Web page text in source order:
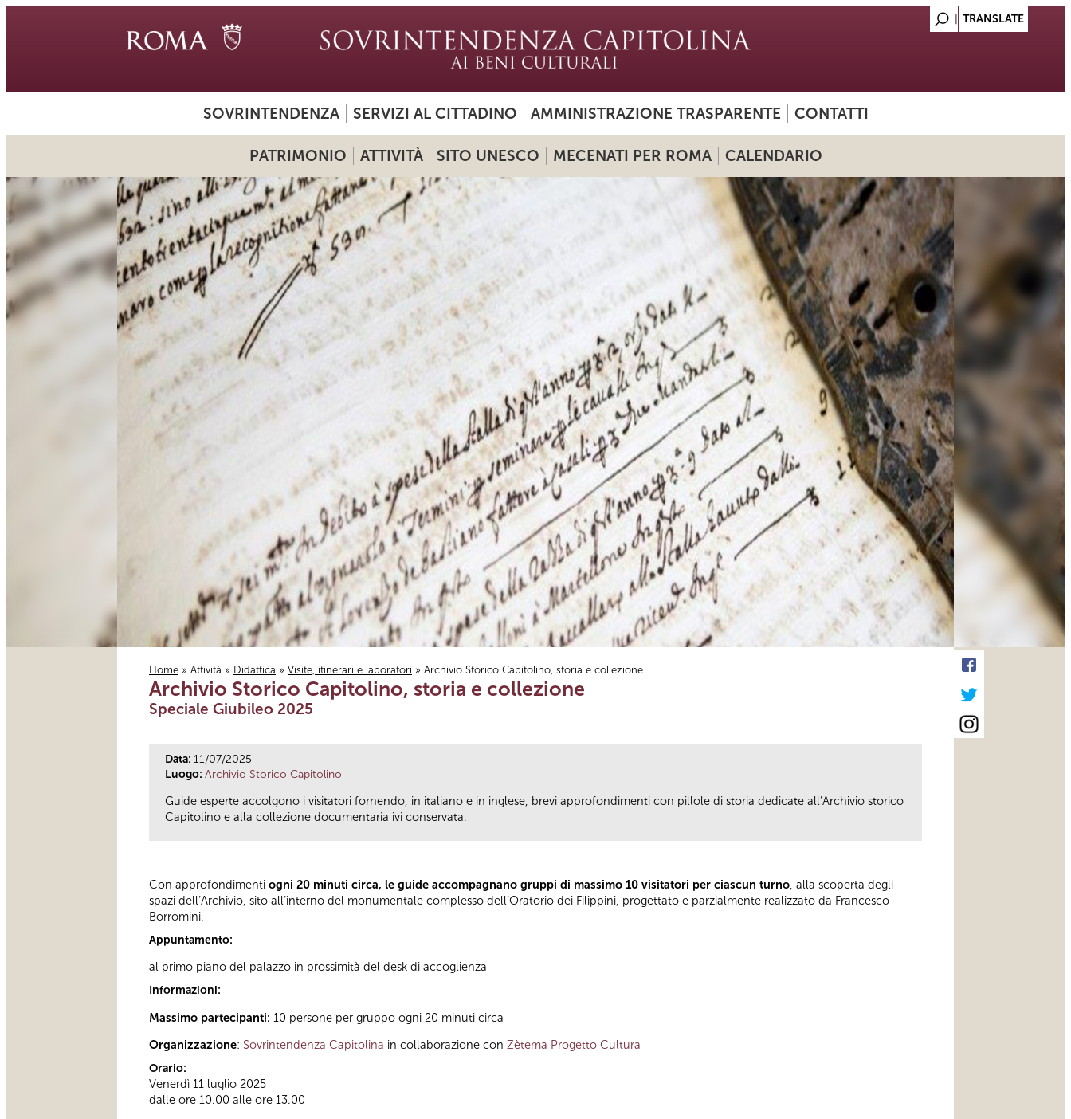
SOVRINTENDENZA SERVIZI AL CITTADINO AMMINISTRAZIONE TRASPARENTE CONTATTI
PATRIMONIO ATTIVITÀ SITO UNESCO MECENATI PER ROMA CALENDARIO
Tu sei qui
Home » Attività » Didattica » Visite, itinerari e laboratori » Archivio Storico Capitolino, storia e collezione
Archivio Storico Capitolino, storia e collezione
Speciale Giubileo 2025
Data: 11/07/2025
Luogo: Archivio Storico Capitolino
Guide esperte accolgono i visitatori fornendo, in italiano e in inglese, brevi approfondimenti con pillole di storia dedicate all’Archivio storico
Capitolino e alla collezione documentaria ivi conservata.
Con approfondimenti ogni 20 minuti circa, le guide accompagnano gruppi di massimo 10 visitatori per ciascun turno , alla scoperta degli
spazi dell’Archivio, sito all’interno del monumentale complesso dell’Oratorio dei Filippini, progettato e parzialmente realizzato da Francesco
Borromini.
Appuntamento:
al primo piano del palazzo in prossimità del desk di accoglienza
Informazioni:
Massimo partecipanti: 10 persone per gruppo ogni 20 minuti circa
Organizzazione: Sovrintendenza Capitolina in collaborazione con Zètema Progetto Cultura
Orario:
Venerdì 11 luglio 2025
dalle ore 10.00 alle ore 13.00